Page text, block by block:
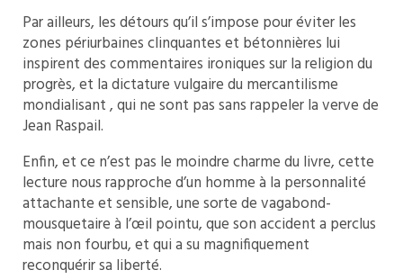
Par ailleurs, les détours qu’il s’impose pour éviter les
zones périurbaines clinquantes et bétonnières lui
inspirent des commentaires ironiques sur la religion du
progrès, et la dictature vulgaire du mercantilisme
mondialisant , qui ne sont pas sans rappeler la verve de
Jean Raspail.
Enfin, et ce n’est pas le moindre charme du livre, cette
lecture nous rapproche d’un homme à la personnalité
attachante et sensible, une sorte de vagabond-
mousquetaire à l’œil pointu, que son accident a perclus
mais non fourbu, et qui a su magnifiquement
reconquérir sa liberté.